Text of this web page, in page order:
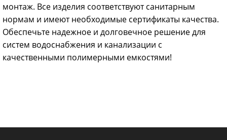
монтаж. Все изделия соответствуют санитарным
нормам и имеют необходимые сертификаты качества.
Обеспечьте надежное и долговечное решение для
систем водоснабжения и канализации с
качественными полимерными емкостями!